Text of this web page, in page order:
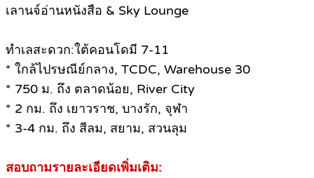
เลานจ์อ่านหนังสือ & Sky Lounge
ทำเลสะดวก:ใต้คอนโดมี 7-11
* ใกล้ไปรษณีย์กลาง, TCDC, Warehouse 30
* 750 ม. ถึง ตลาดน้อย, River City
* 2 กม. ถึง เยาวราช, บางรัก, จุฬา
* 3-4 กม. ถึง สีลม, สยาม, สวนลุม
สอบถามรายละเอียดเพิ่มเติม: